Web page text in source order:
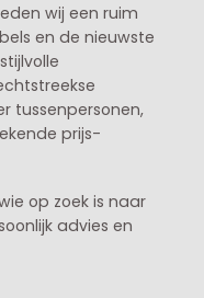
wij een ruim
en de nieuwste
tussenpersonen,
prijs-
op zoek is naar
advies en